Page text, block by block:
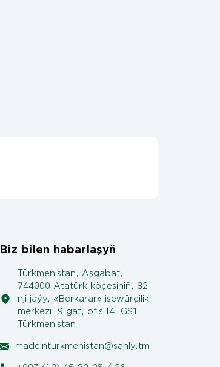
Biz bilen habarlaşyň
Türkmenistan, Aşgabat,
744000 Atatürk köçesiniň, 82-
nji jaýy, «Berkarar» işewürçilik
merkezi, 9 gat, ofis I4, GS1
Türkmenistan
madeinturkmenistan@sanly.tm